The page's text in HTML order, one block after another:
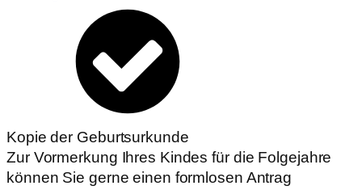
Kopie der Geburtsurkunde
Zur Vormerkung Ihres Kindes für die Folgejahre
können Sie gerne einen formlosen Antrag